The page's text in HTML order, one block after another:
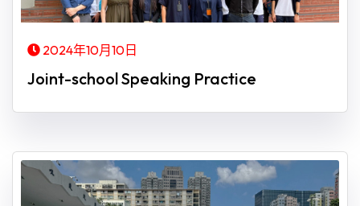
2024年10月10日
Joint-school Speaking Practice